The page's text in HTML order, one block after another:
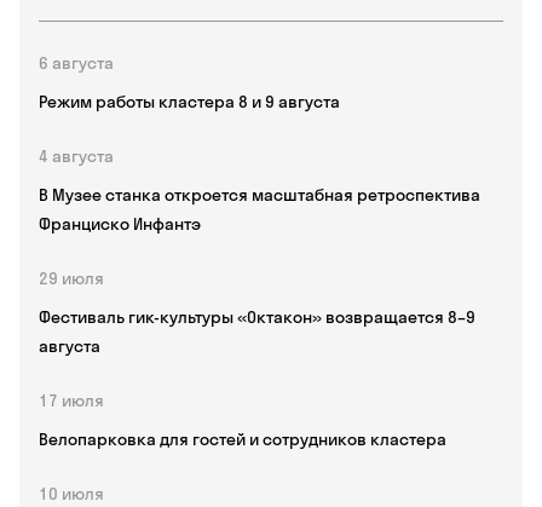
6 августа
Режим работы кластера 8 и 9 августа
4 августа
В Музее станка откроется масштабная ретроспектива
Франциско Инфантэ
29 июля
Фестиваль гик-культуры «Октакон» возвращается 8–9
августа
17 июля
Велопарковка для гостей и сотрудников кластера
10 июля